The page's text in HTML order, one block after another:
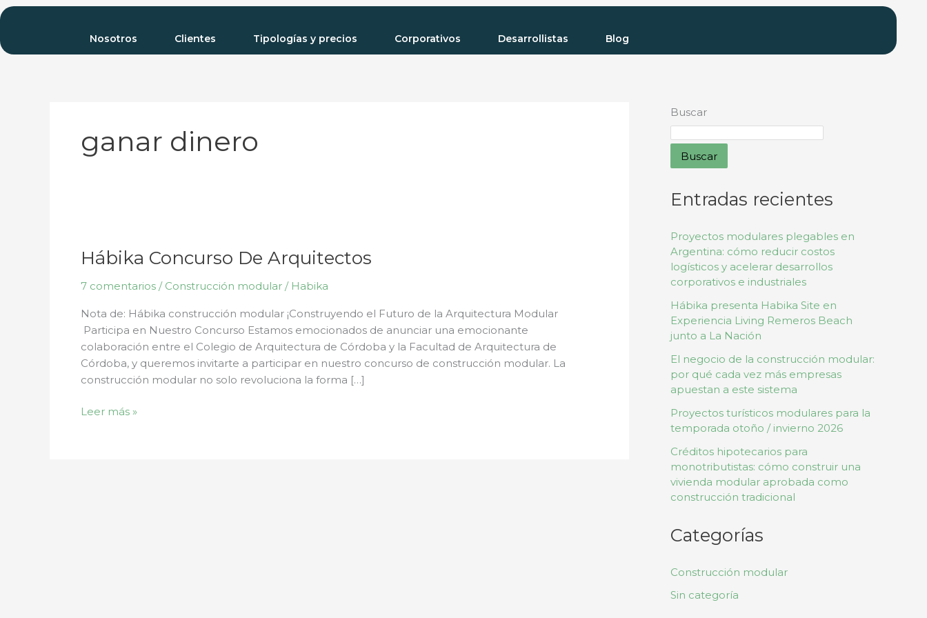
Ir
al
contenido
Nosotros Clientes Tipologías y precios Corporativos Desarrollistas Blog
ganar dinero
Hábika Concurso De Arquitectos
7 comentarios / Construcción modular / Habika
Nota de: Hábika construcción modular ¡Construyendo el Futuro de la Arquitectura Modular
Participa en Nuestro Concurso Estamos emocionados de anunciar una emocionante
colaboración entre el Colegio de Arquitectura de Córdoba y la Facultad de Arquitectura de
Córdoba, y queremos invitarte a participar en nuestro concurso de construcción modular. La
construcción modular no solo revoluciona la forma […]
De
Leer más »
Buscar
Buscar
Entradas recientes
Proyectos modulares plegables en
Argentina: cómo reducir costos
logísticos y acelerar desarrollos
corporativos e industriales
Hábika presenta Habika Site en
Experiencia Living Remeros Beach
junto a La Nación
El negocio de la construcción modular:
por qué cada vez más empresas
apuestan a este sistema
Proyectos turísticos modulares para la
temporada otoño / invierno 2026
Créditos hipotecarios para
monotributistas: cómo construir una
vivienda modular aprobada como
construcción tradicional
Categorías
Construcción modular
Sin categoría